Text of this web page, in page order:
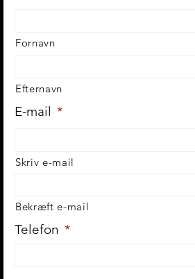
Fornavn
Efternavn
E-mail *
Skriv e-mail
Bekræft e-mail
Telefon *